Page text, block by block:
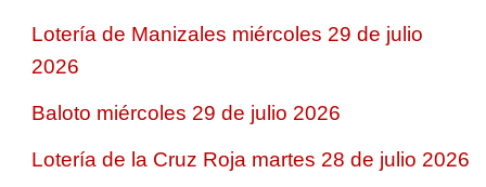
Lotería de Manizales miércoles 29 de julio
2026
Baloto miércoles 29 de julio 2026
Lotería de la Cruz Roja martes 28 de julio 2026